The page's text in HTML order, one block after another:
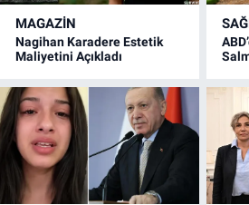
MAGAZİN
Nagihan Karadere Estetik
Maliyetini Açıkladı